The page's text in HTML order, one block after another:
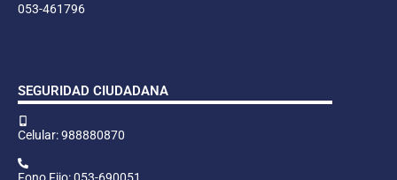
053-461796
SEGURIDAD CIUDADANA
Celular: 988880870
Fono Fijo: 053-690051